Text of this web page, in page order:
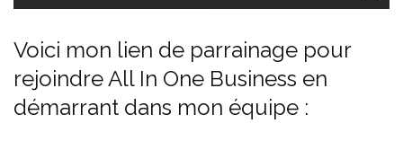
Voici mon lien de parrainage pour
rejoindre All In One Business en
démarrant dans mon équipe :